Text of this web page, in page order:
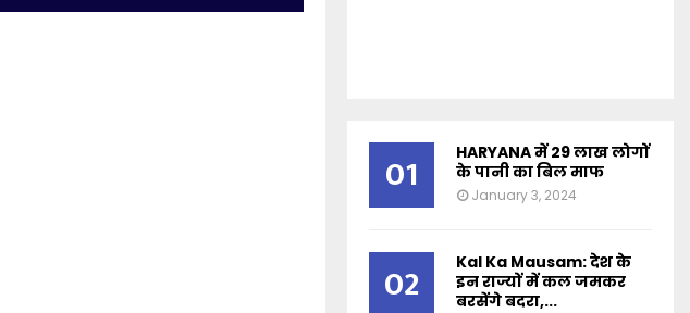
01
HARYANA में 29 लाख लोगों
के पानी का बिल माफ
January 3, 2024
02
Kal Ka Mausam: देश के
इन राज्यों में कल जमकर
बरसेंगे बदरा,...